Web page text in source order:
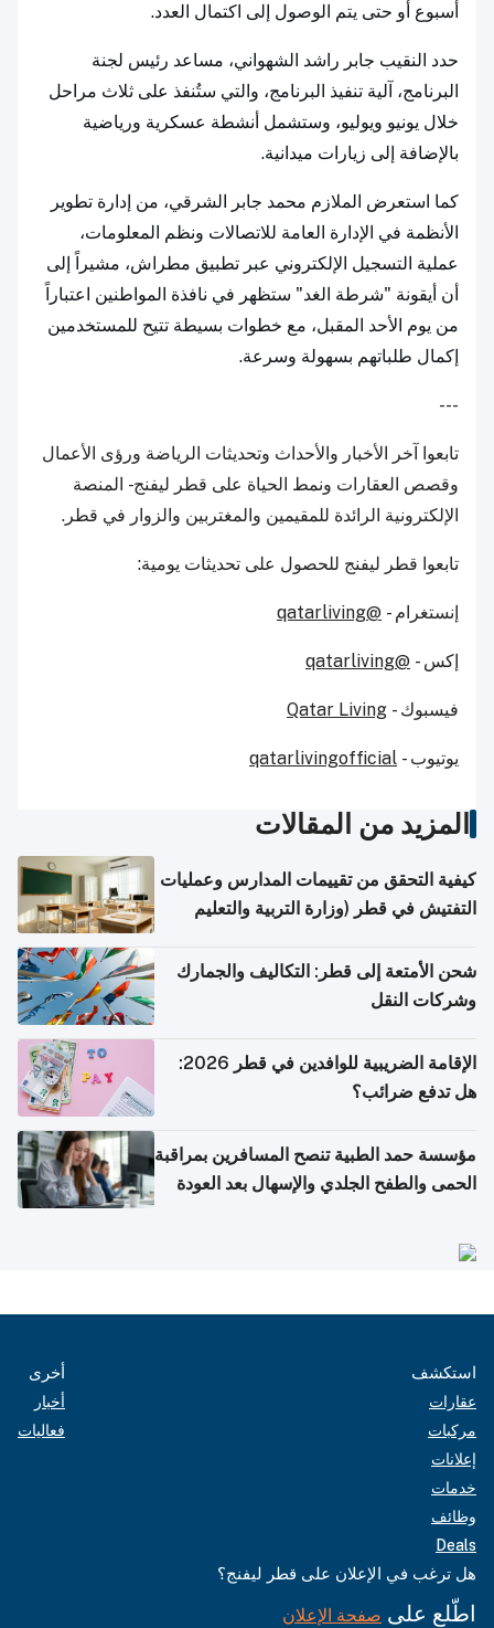
أسبوع أو حتى يتم الوصول إلى اكتمال العدد.
حدد النقيب جابر راشد الشهواني، مساعد رئيس لجنة
البرنامج، آلية تنفيذ البرنامج، والتي ستُنفذ على ثلاث مراحل
خلال يونيو ويوليو، وستشمل أنشطة عسكرية ورياضية
بالإضافة إلى زيارات ميدانية.
كما استعرض الملازم محمد جابر الشرقي، من إدارة تطوير
الأنظمة في الإدارة العامة للاتصالات ونظم المعلومات،
عملية التسجيل الإلكتروني عبر تطبيق مطراش، مشيراً إلى
أن أيقونة "شرطة الغد" ستظهر في نافذة المواطنين اعتباراً
من يوم الأحد المقبل، مع خطوات بسيطة تتيح للمستخدمين
إكمال طلباتهم بسهولة وسرعة.
---
تابعوا آخر الأخبار والأحداث وتحديثات الرياضة ورؤى الأعمال
وقصص العقارات ونمط الحياة على قطر ليفنج - المنصة
الإلكترونية الرائدة للمقيمين والمغتربين والزوار في قطر.
تابعوا قطر ليفنج للحصول على تحديثات يومية:
إنستغرام - @qatarliving
إكس - @qatarliving
فيسبوك - Qatar Living
يوتيوب - qatarlivingofficial
المزيد من المقالات
كيفية التحقق من تقييمات المدارس وعمليات
التفتيش في قطر (وزارة التربية والتعليم
شحن الأمتعة إلى قطر: التكاليف والجمارك
وشركات النقل
الإقامة الضريبية للوافدين في قطر 2026:
هل تدفع ضرائب؟
مؤسسة حمد الطبية تنصح المسافرين بمراقبة
الحمى والطفح الجلدي والإسهال بعد العودة
استكشف
عقارات
مركبات
إعلانات
خدمات
وظائف
Deals
أخرى
أخبار
فعاليات
هل ترغب في الإعلان على قطر ليفنج؟
اطّلع على صفحة الإعلان